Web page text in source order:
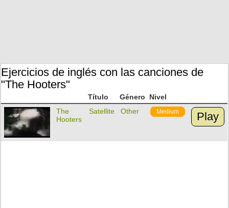
Ejercicios de inglés con las canciones de
"The Hooters"
Título Género
Nivel
The
Hooters
Satellite Other Medium Play